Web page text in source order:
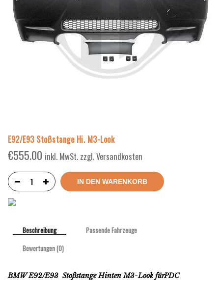
E92/E93 Stoßstange Hi. M3-Look
€555.00 inkl. MwSt. zzgl. Versandkosten
IN DEN WARENKORB
Beschreibung
Passende Fahrzeuge
Bewertungen (0)
BMW E92/E93 Stoßstange Hinten M3-Look fürPDC